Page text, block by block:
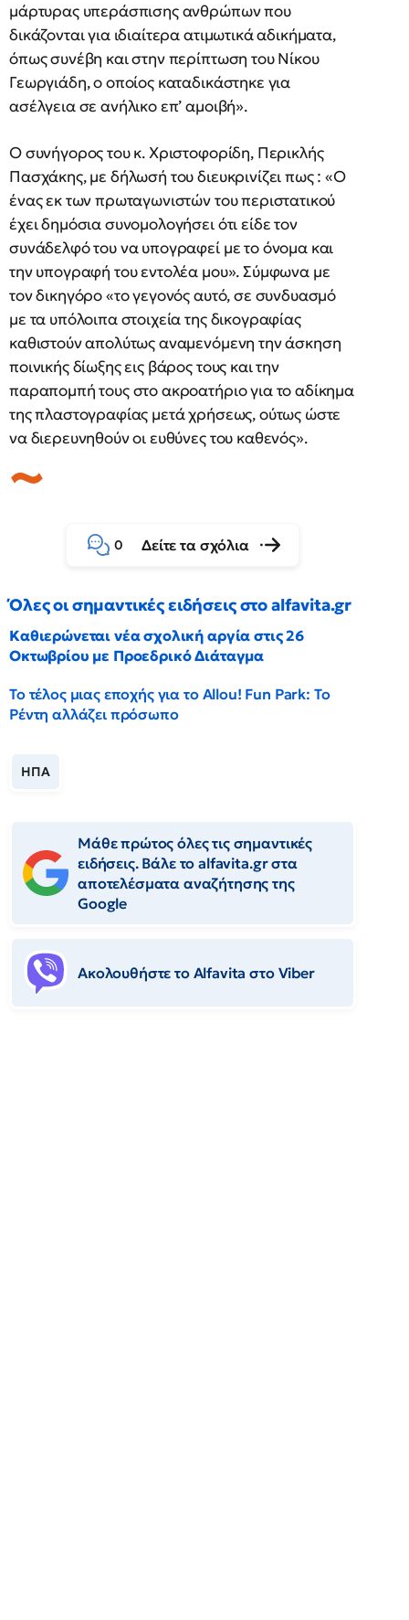
μάρτυρας υπεράσπισης ανθρώπων που
δικάζονται για ιδιαίτερα ατιμωτικά αδικήματα,
όπως συνέβη και στην περίπτωση του Νίκου
Γεωργιάδη, ο οποίος καταδικάστηκε για
ασέλγεια σε ανήλικο επ’ αμοιβή».
Ο συνήγορος του κ. Χριστοφορίδη, Περικλής
Πασχάκης, με δήλωσή του διευκρινίζει πως : «Ο
ένας εκ των πρωταγωνιστών του περιστατικού
έχει δημόσια συνομολογήσει ότι είδε τον
συνάδελφό του να υπογραφεί με το όνομα και
την υπογραφή του εντολέα μου». Σύμφωνα με
τον δικηγόρο «το γεγονός αυτό, σε συνδυασμό
με τα υπόλοιπα στοιχεία της δικογραφίας
καθιστούν απολύτως αναμενόμενη την άσκηση
ποινικής δίωξης εις βάρος τους και την
παραπομπή τους στο ακροατήριο για το αδίκημα
της πλαστογραφίας μετά χρήσεως, ούτως ώστε
να διερευνηθούν οι ευθύνες του καθενός».
0 Δείτε τα σχόλια
Όλες οι σημαντικές ειδήσεις στο alfavita.gr
Καθιερώνεται νέα σχολική αργία στις 26
Οκτωβρίου με Προεδρικό Διάταγμα
Το τέλος μιας εποχής για το Allou! Fun Park: Το
Ρέντη αλλάζει πρόσωπο
ΗΠΑ
Μάθε πρώτος όλες τις σημαντικές
ειδήσεις. Βάλε το alfavita.gr στα
αποτελέσματα αναζήτησης της
Google
Ακολουθήστε το Αlfavita στο Viber